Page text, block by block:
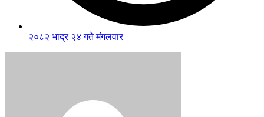
२०८२ भाद्र २४ गते मंगलवार